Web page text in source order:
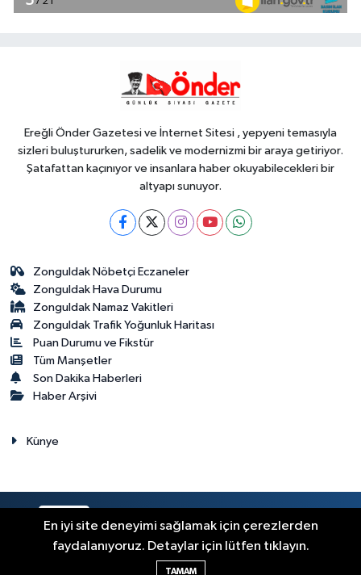
18:35
başladı
Ereğli Önder Gazetesi ve İnternet Sitesi , yepyeni temasıyla
sizleri buluştururken, sadelik ve modernizmi bir araya getiriyor.
Şatafattan kaçınıyor ve insanlara haber okuyabilecekleri bir
altyapı sunuyor.
Zonguldak Nöbetçi Eczaneler
Zonguldak Hava Durumu
Zonguldak Namaz Vakitleri
Zonguldak Trafik Yoğunluk Haritası
Puan Durumu ve Fikstür
Tüm Manşetler
Son Dakika Haberleri
Haber Arşivi
Künye
RSS Copyright © 2023. Her hakkı saklıdır.
Haber Yazılımı:
En iyi site deneyimi sağlamak için çerezlerden
faydalanıyoruz. Detaylar için lütfen tıklayın.
TAMAM